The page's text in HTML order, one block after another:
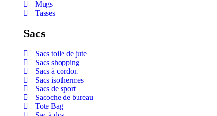
Mugs
Tasses
Sacs
Sacs toile de jute
Sacs shopping
Sacs à cordon
Sacs isothermes
Sacs de sport
Sacoche de bureau
Tote Bag